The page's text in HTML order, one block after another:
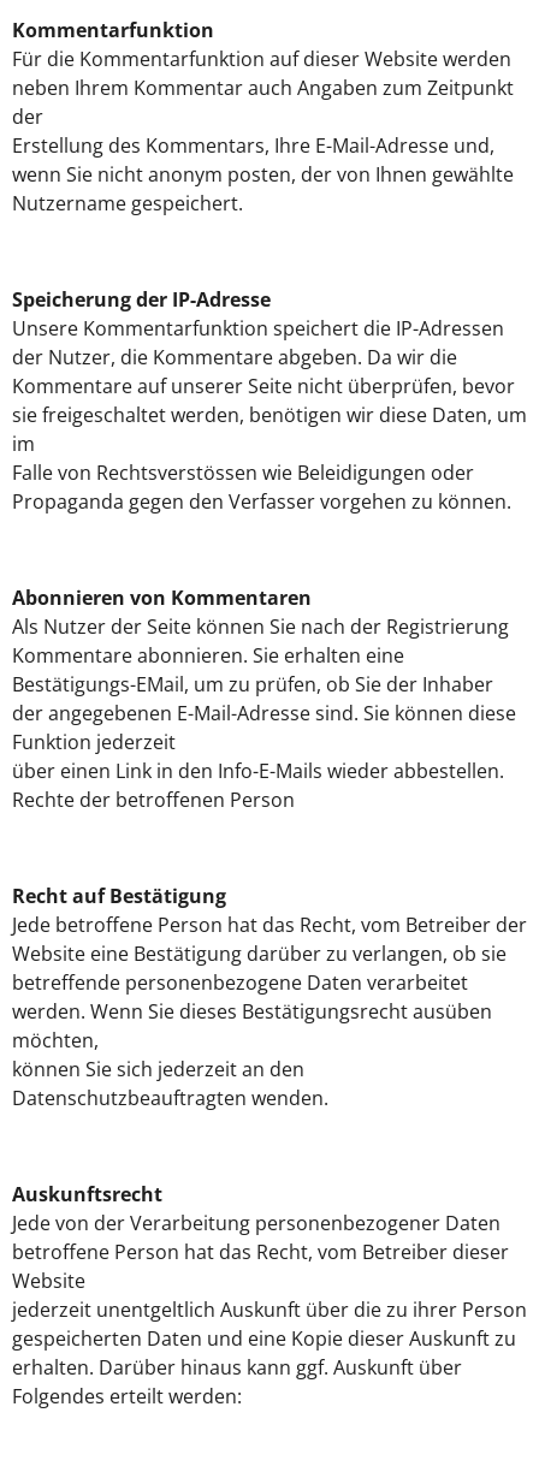
Kommentarfunktion
Für die Kommentarfunktion auf dieser Website werden
neben Ihrem Kommentar auch Angaben zum Zeitpunkt
der
Erstellung des Kommentars, Ihre E-Mail-Adresse und,
wenn Sie nicht anonym posten, der von Ihnen gewählte
Nutzername gespeichert.
Speicherung der IP-Adresse
Unsere Kommentarfunktion speichert die IP-Adressen
der Nutzer, die Kommentare abgeben. Da wir die
Kommentare auf unserer Seite nicht überprüfen, bevor
sie freigeschaltet werden, benötigen wir diese Daten, um
im
Falle von Rechtsverstössen wie Beleidigungen oder
Propaganda gegen den Verfasser vorgehen zu können.
Abonnieren von Kommentaren
Als Nutzer der Seite können Sie nach der Registrierung
Kommentare abonnieren. Sie erhalten eine
Bestätigungs-EMail, um zu prüfen, ob Sie der Inhaber
der angegebenen E-Mail-Adresse sind. Sie können diese
Funktion jederzeit
über einen Link in den Info-E-Mails wieder abbestellen.
Rechte der betroffenen Person
Recht auf Bestätigung
Jede betroffene Person hat das Recht, vom Betreiber der
Website eine Bestätigung darüber zu verlangen, ob sie
betreffende personenbezogene Daten verarbeitet
werden. Wenn Sie dieses Bestätigungsrecht ausüben
möchten,
können Sie sich jederzeit an den
Datenschutzbeauftragten wenden.
Auskunftsrecht
Jede von der Verarbeitung personenbezogener Daten
betroffene Person hat das Recht, vom Betreiber dieser
Website
jederzeit unentgeltlich Auskunft über die zu ihrer Person
gespeicherten Daten und eine Kopie dieser Auskunft zu
erhalten. Darüber hinaus kann ggf. Auskunft über
Folgendes erteilt werden: